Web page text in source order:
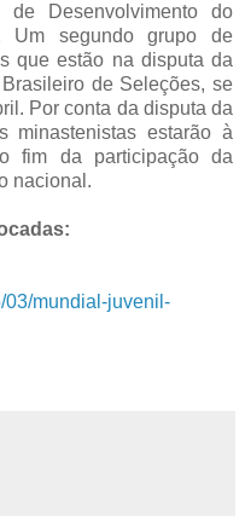
Desenvolvimento do
Um segundo grupo de
que estão na disputa da
de Seleções, se
Por conta da disputa da
minastenistas estarão à
fim da participação da
nacional.
03/mundial-juvenil-